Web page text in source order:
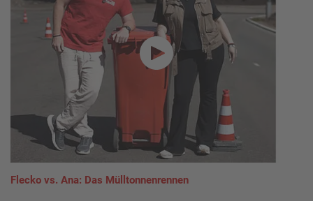
Flecko vs. Ana: Das Mülltonnenrennen